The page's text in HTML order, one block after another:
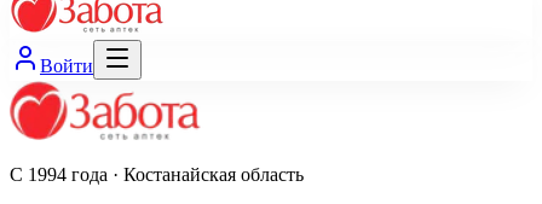
Войти
С 1994 года · Костанайская область